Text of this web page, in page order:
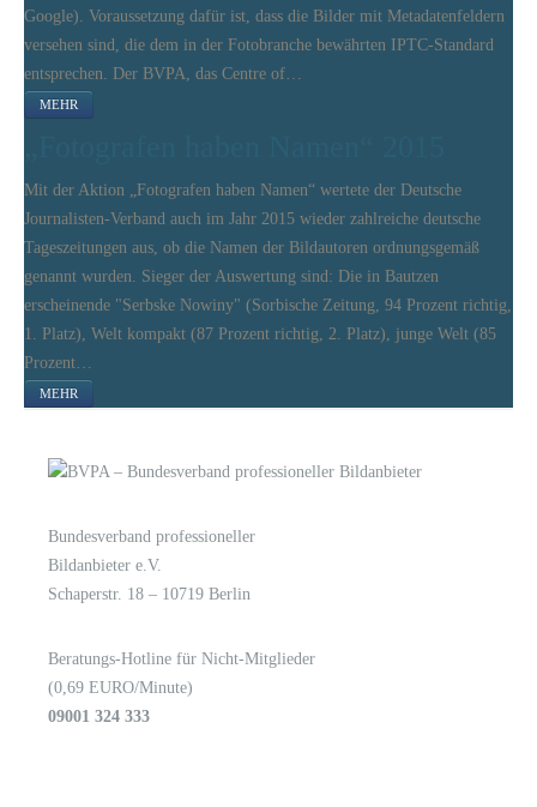
Google). Voraussetzung dafür ist, dass die Bilder mit Metadatenfeldern
versehen sind, die dem in der Fotobranche bewährten IPTC-Standard
entsprechen. Der BVPA, das Centre of…
MEHR
Mit der Aktion „Fotografen haben Namen“ wertete der Deutsche
Journalisten-Verband auch im Jahr 2015 wieder zahlreiche deutsche
Tageszeitungen aus, ob die Namen der Bildautoren ordnungsgemäß
genannt wurden. Sieger der Auswertung sind: Die in Bautzen
erscheinende "Serbske Nowiny" (Sorbische Zeitung, 94 Prozent richtig,
1. Platz), Welt kompakt (87 Prozent richtig, 2. Platz), junge Welt (85
Prozent…
MEHR
Bundesverband professioneller
Bildanbieter e.V.
Schaperstr. 18 – 10719 Berlin
Beratungs-Hotline für Nicht-Mitglieder
(0,69 EURO/Minute)
09001 324 333